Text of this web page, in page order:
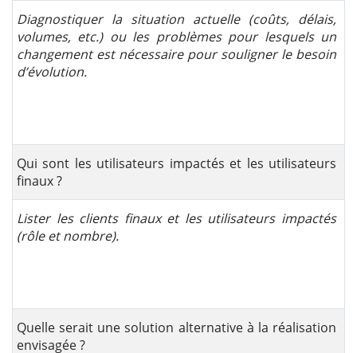
Diagnostiquer la situation actuelle (coûts, délais,
volumes, etc.) ou les problèmes pour lesquels un
changement est nécessaire pour souligner le besoin
d’évolution.
Qui sont les utilisateurs impactés et les utilisateurs
finaux ?
Lister les clients finaux et les utilisateurs impactés
(rôle et nombre).
Quelle serait une solution alternative à la réalisation
envisagée ?